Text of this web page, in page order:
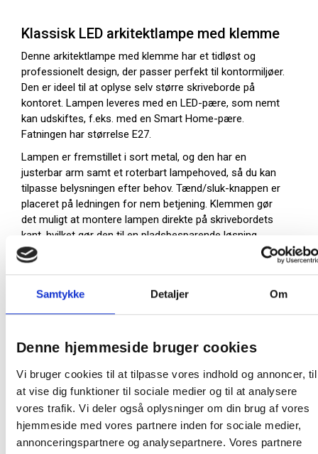
Samtykke Detaljer Om
Denne hjemmeside bruger cookies
Vi bruger cookies til at tilpasse vores indhold og annoncer, til
at vise dig funktioner til sociale medier og til at analysere
vores trafik. Vi deler også oplysninger om din brug af vores
hjemmeside med vores partnere inden for sociale medier,
annonceringspartnere og analysepartnere. Vores partnere
Klassisk LED arkitektlampe med klemme
Denne arkitektlampe med klemme har et tidløst og
professionelt design, der passer perfekt til kontormiljøer.
Den er ideel til at oplyse selv større skriveborde på
kontoret. Lampen leveres med en LED-pære, som nemt
kan udskiftes, f.eks. med en Smart Home-pære.
Fatningen har størrelse E27.
Lampen er fremstillet i sort metal, og den har en
justerbar arm samt et roterbart lampehoved, så du kan
tilpasse belysningen efter behov. Tænd/sluk-knappen er
placeret på ledningen for nem betjening. Klemmen gør
det muligt at montere lampen direkte på skrivebordets
kant, hvilket gør den til en pladsbesparende løsning.
Lampen fås også i en version med fod i stedet for
klemme. Find den HER.
MAULs kontorlamper er designet med fokus på
reparation og genanvendelse, så alle lamper har
2 års garanti
Højde 44 cm cm
Lampehoved Ø 17 cm
Nederste og øverste arm 35 cm. hver
Klemme bredde 0-5,5 cm
Ledning 1,8 meter